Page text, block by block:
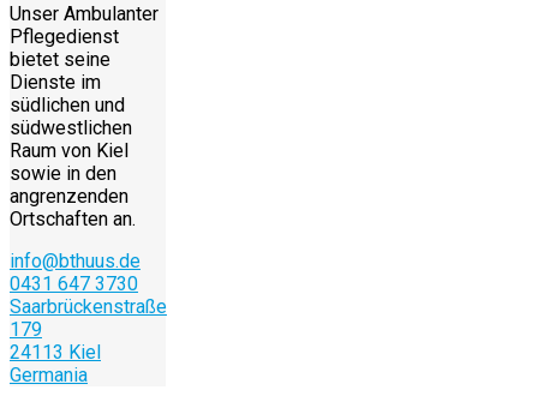
Unser Ambulanter
Pflegedienst
bietet seine
Dienste im
südlichen und
südwestlichen
Raum von Kiel
sowie in den
angrenzenden
Ortschaften an.
info@bthuus.de
0431 647 3730
Saarbrückenstraße
179
24113 Kiel
Germania